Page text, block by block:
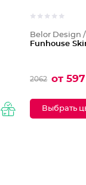
Belor Design
Funhouse
2062 от 597
Выбрать